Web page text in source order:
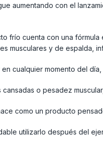
aumentando con el
frío cuenta con una
musculares y de espalda,
cualquier momento del
cansadas o pesadez
como un producto
utilizarlo después del